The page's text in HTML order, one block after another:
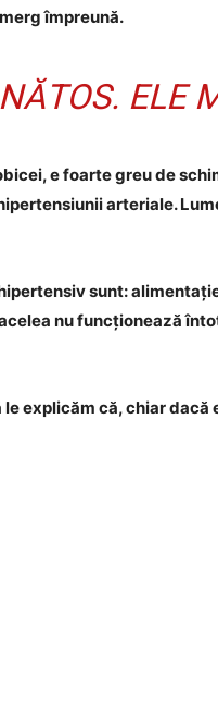
împreună.
ELE
e foarte greu de
arteriale.
sunt:
nu funcționează
explicăm că, chiar dacă